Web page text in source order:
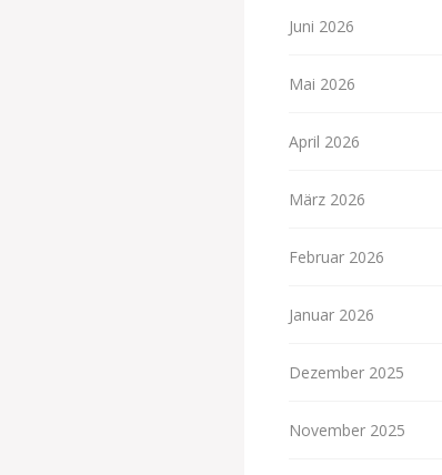
Juni 2026
Mai 2026
April 2026
März 2026
Februar 2026
Januar 2026
Dezember 2025
November 2025